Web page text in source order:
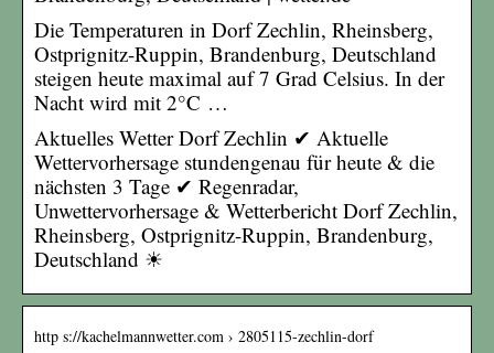
Die Temperaturen in Dorf Zechlin, Rheinsberg,
Ostprignitz-Ruppin, Brandenburg, Deutschland
steigen heute maximal auf 7 Grad Celsius. In der
Nacht wird mit 2°C …
Aktuelles Wetter Dorf Zechlin ✔ Aktuelle
Wettervorhersage stundengenau für heute & die
nächsten 3 Tage ✔ Regenradar,
Unwettervorhersage & Wetterbericht Dorf Zechlin,
Rheinsberg, Ostprignitz-Ruppin, Brandenburg,
Deutschland ☀
http s://kachelmannwetter.com › 2805115-zechlin-dorf